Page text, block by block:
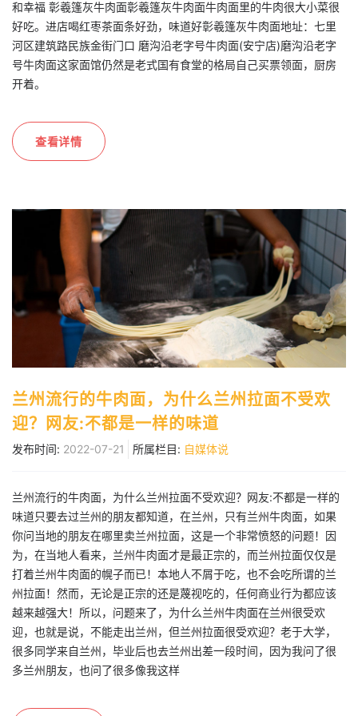
和幸福 彰羲篷灰牛肉面彰羲篷灰牛肉面牛肉面里的牛肉很大小菜很
好吃。进店喝红枣茶面条好劲，味道好彰羲篷灰牛肉面地址：七里
河区建筑路民族金街门口 磨沟沿老字号牛肉面(安宁店)磨沟沿老字
号牛肉面这家面馆仍然是老式国有食堂的格局自己买票领面，厨房
开着。
查看详情
兰州流行的牛肉面，为什么兰州拉面不受欢
迎？网友:不都是一样的味道
发布时间: 2022-07-21 所属栏目: 自媒体说
兰州流行的牛肉面，为什么兰州拉面不受欢迎？网友:不都是一样的
味道只要去过兰州的朋友都知道，在兰州，只有兰州牛肉面，如果
你问当地的朋友在哪里卖兰州拉面，这是一个非常愤怒的问题！因
为，在当地人看来，兰州牛肉面才是最正宗的，而兰州拉面仅仅是
打着兰州牛肉面的幌子而已！本地人不屑于吃，也不会吃所谓的兰
州拉面！然而，无论是正宗的还是蔑视吃的，任何商业行为都应该
越来越强大！所以，问题来了，为什么兰州牛肉面在兰州很受欢
迎，也就是说，不能走出兰州，但兰州拉面很受欢迎？老于大学，
很多同学来自兰州，毕业后也去兰州出差一段时间，因为我问了很
多兰州朋友，也问了很多像我这样